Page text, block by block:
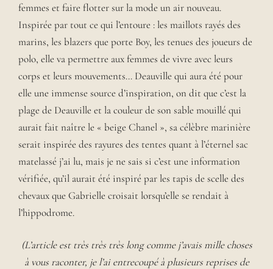
femmes et faire flotter sur la mode un air nouveau.
Inspirée par tout ce qui l’entoure : les maillots rayés des
marins, les blazers que porte Boy, les tenues des joueurs de
polo, elle va permettre aux femmes de vivre avec leurs
corps et leurs mouvements… Deauville qui aura été pour
elle une immense source d’inspiration, on dit que c’est la
plage de Deauville et la couleur de son sable mouillé qui
aurait fait naître le « beige Chanel », sa célèbre marinière
serait inspirée des rayures des tentes quant à l’éternel sac
matelassé j’ai lu, mais je ne sais si c’est une information
vérifiée, qu’il aurait été inspiré par les tapis de scelle des
chevaux que Gabrielle croisait lorsqu’elle se rendait à
l’hippodrome.
(L’article est très très très long comme j’avais mille choses
à vous raconter, je l’ai entrecoupé à plusieurs reprises de